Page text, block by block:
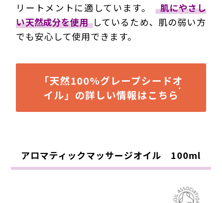
リートメントに適しています。
肌にやさし
い天然成分を使用 しているため、 肌の弱い方
でも安心して使用できます。
「天然100%グレープシードオ
イル」の詳しい情報はこちら
アロマティックマッサージオイル 100ml